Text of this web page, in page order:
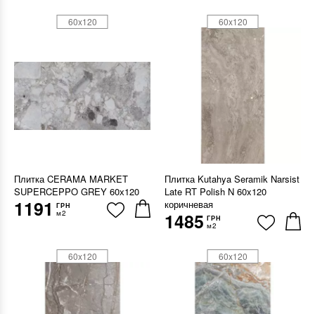
Плитка CERAMA MARKET
SUPERCEPPO GREY 60х120
1191 ГРН
м2
60x120
Плитка Kutahya Seramik Narsist
Late RT Polish N 60x120
коричневая
1485 ГРН
м2
60x120
60x120 60x120